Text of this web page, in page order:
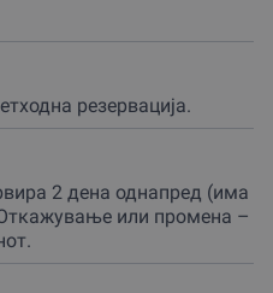
фокусиран на
според твоите
за грбот, а
од нозете – сè зависи од
резервациjа.
2 дена однапред (има
или промена –